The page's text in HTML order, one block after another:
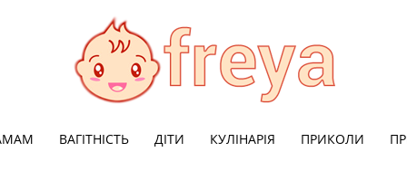
ВАГІТНІСТЬ ДІТИ КУЛІНАРІЯ ПРИКОЛИ